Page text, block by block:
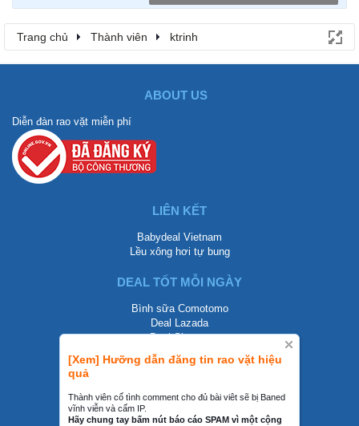
[Xem] Hưỡng dẫn đăng tin rao vặt hiệu
quả
Thành viên cố tình comment cho đủ bài viêt sẽ bị Baned
vĩnh viễn và cấm IP.
Hãy chung tay bấm nút báo cáo SPAM vì một cộng
Trang chủ Thành viên ktrinh
ABOUT US
Diễn đàn rao vặt miễn phí
LIÊN KẾT
Babydeal Vietnam
Lều xông hơi tự bung
DEAL TỐT MỖI NGÀY
Bình sữa Comotomo
Deal Lazada
Deal Shopee
LIÊN HỆ
0858002468
contact@mraovat.vn